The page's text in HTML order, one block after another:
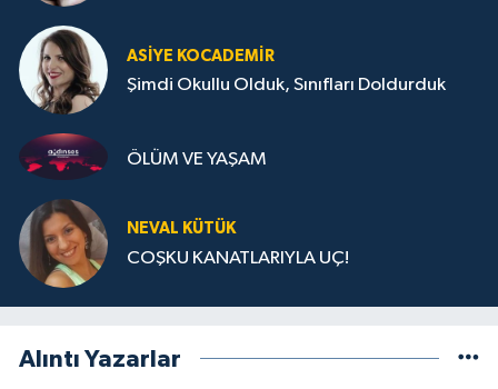
ASIYE KOCADEMİR
Şimdi Okullu Olduk, Sınıfları Doldurduk
ÖLÜM VE YAŞAM
NEVAL KÜTÜK
COŞKU KANATLARIYLA UÇ!
Alıntı Yazarlar